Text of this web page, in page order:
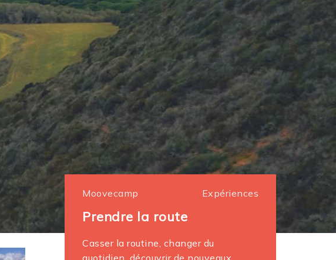
Moovecamp Expériences
Prendre la route
Casser la routine, changer du
quotidien, découvrir de nouveaux